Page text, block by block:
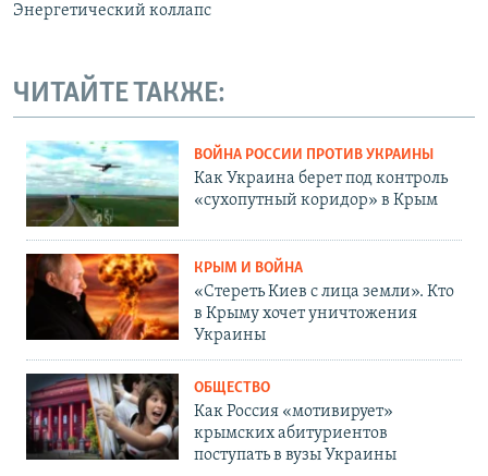
Энергетический коллапс
ЧИТАЙТЕ ТАКЖЕ:
ВОЙНА РОССИИ ПРОТИВ УКРАИНЫ
Как Украина берет под контроль
«сухопутный коридор» в Крым
КРЫМ И ВОЙНА
«Стереть Киев с лица земли». Кто
в Крыму хочет уничтожения
Украины
ОБЩЕСТВО
Как Россия «мотивирует»
крымских абитуриентов
поступать в вузы Украины